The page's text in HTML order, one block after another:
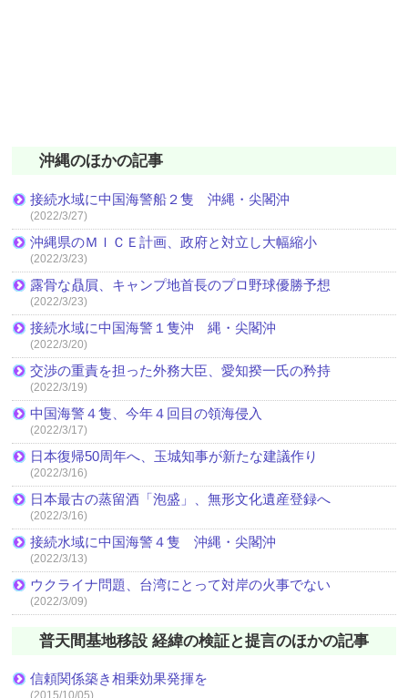
沖縄のほかの記事
接続水域に中国海警船２隻 沖縄・尖閣沖
(2022/3/27)
沖縄県のＭＩＣＥ計画、政府と対立し大幅縮小
(2022/3/23)
露骨な贔屓、キャンプ地首長のプロ野球優勝予想
(2022/3/23)
接続水域に中国海警１隻沖 縄・尖閣沖
(2022/3/20)
交渉の重責を担った外務大臣、愛知揆一氏の矜持
(2022/3/19)
中国海警４隻、今年４回目の領海侵入
(2022/3/17)
日本復帰50周年へ、玉城知事が新たな建議作り
(2022/3/16)
日本最古の蒸留酒「泡盛」、無形文化遺産登録へ
(2022/3/16)
接続水域に中国海警４隻 沖縄・尖閣沖
(2022/3/13)
ウクライナ問題、台湾にとって対岸の火事でない
(2022/3/09)
普天間基地移設 経緯の検証と提言のほかの記事
信頼関係築き相乗効果発揮を